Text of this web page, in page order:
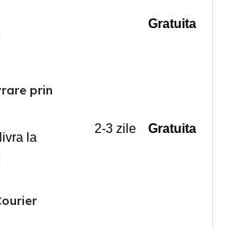
Gratuita
prin
la
2-3 zile Gratuita